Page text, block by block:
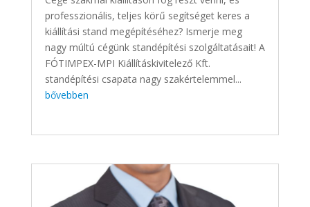
professzionális, teljes körű segítséget keres a
kiállítási stand megépítéséhez? Ismerje meg
nagy múltú cégünk standépítési szolgáltatásait! A
FÓTIMPEX-MPI Kiállításkivitelező Kft.
standépítési csapata nagy szakértelemmel...
bővebben